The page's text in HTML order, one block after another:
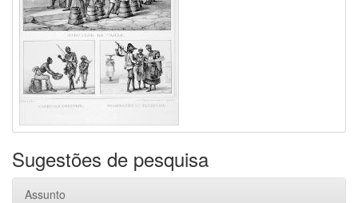
Sugestões de pesquisa
Assunto